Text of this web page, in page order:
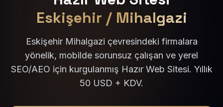
Eskişehir / Mihalgazi
Eskişehir Mihalgazi çevresindeki firmalara
yönelik, mobilde sorunsuz çalışan ve yerel
SEO/AEO için kurgulanmış Hazır Web Sitesi. Yıllık
50 USD + KDV.